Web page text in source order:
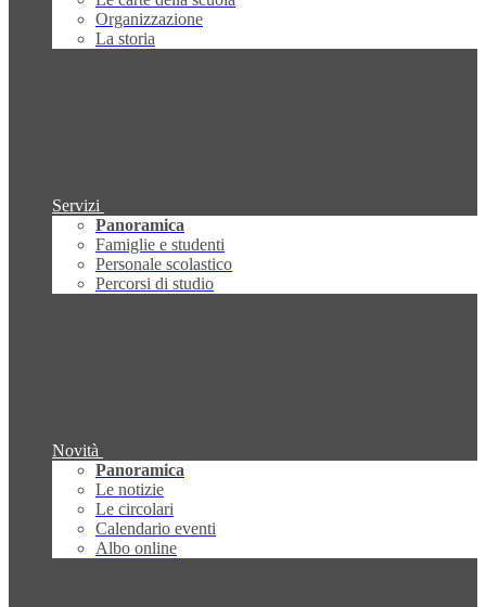
Organizzazione
La storia
Servizi
Panoramica
Famiglie e studenti
Personale scolastico
Percorsi di studio
Novità
Panoramica
Le notizie
Le circolari
Calendario eventi
Albo online